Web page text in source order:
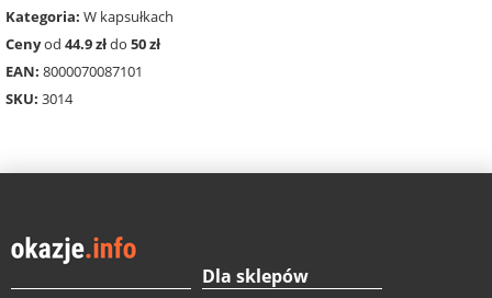
Kategoria: W kapsułkach
Cenyod 44.9 złdo 50 zł
EAN: 8000070087101
SKU: 3014
Dla sklepów